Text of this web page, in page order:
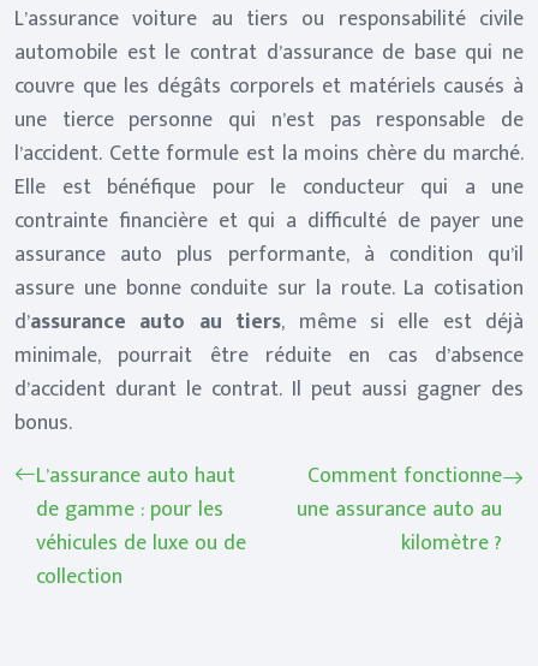
L’assurance voiture au tiers ou responsabilité civile
automobile est le contrat d’assurance de base qui ne
couvre que les dégâts corporels et matériels causés à
une tierce personne qui n’est pas responsable de
l’accident. Cette formule est la moins chère du marché.
Elle est bénéfique pour le conducteur qui a une
contrainte financière et qui a difficulté de payer une
assurance auto plus performante, à condition qu’il
assure une bonne conduite sur la route. La cotisation
d’assurance auto au tiers, même si elle est déjà
minimale, pourrait être réduite en cas d’absence
d’accident durant le contrat. Il peut aussi gagner des
bonus.
L’assurance auto haut
de gamme : pour les
véhicules de luxe ou de
collection
Comment fonctionne
une assurance auto au
kilomètre ?